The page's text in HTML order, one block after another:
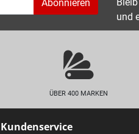
Abonnieren
und
ÜBER 400 MARKEN
Kundenservice